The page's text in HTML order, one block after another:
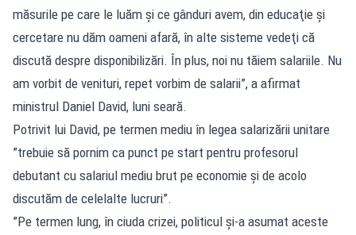
măsurile pe care le luăm şi ce gânduri avem, din educaţie şi
cercetare nu dăm oameni afară, în alte sisteme vedeţi că
discută despre disponibilizări. În plus, noi nu tăiem salariile. Nu
am vorbit de venituri, repet vorbim de salarii”, a afirmat
ministrul Daniel David, luni seară.
Potrivit lui David, pe termen mediu în legea salarizării unitare
”trebuie să pornim ca punct pe start pentru profesorul
debutant cu salariul mediu brut pe economie şi de acolo
discutăm de celelalte lucruri”.
”Pe termen lung, în ciuda crizei, politicul şi-a asumat aceste